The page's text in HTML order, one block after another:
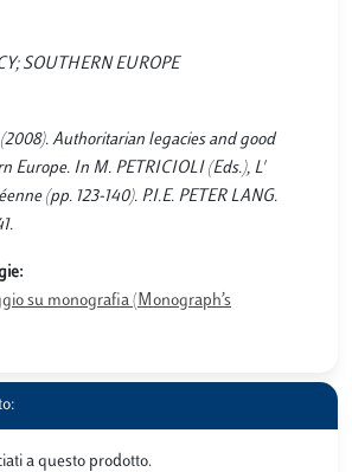
SOUTHERN EUROPE
Authoritarian legacies and good
Europe. In M. PETRICIOLI (Eds.), L'
(pp. 123-140). P.I.E. PETER LANG.
su monografia (Monograph’s
a questo prodotto.